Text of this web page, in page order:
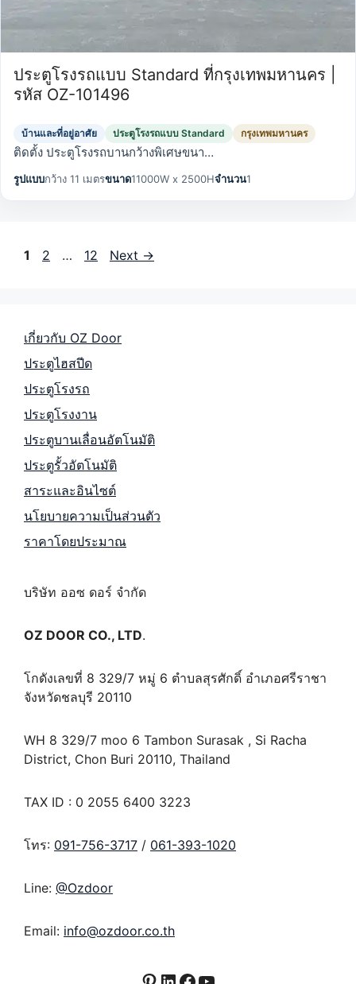
ประตูโรงรถแบบ Standard ที่กรุงเทพมหานคร |
รหัส OZ-101496
บ้านและที่อยู่อาศัย ประตูโรงรถแบบ Standard กรุงเทพมหานคร
ติดตั้ง ประตูโรงรถบานกว้างพิเศษขนา…
รูปแบบกว้าง 11 เมตรขนาด11000W x 2500Hจำนวน1
Page
1 Page
2 … Page
12 Next →
เกี่ยวกับ OZ Door
ประตูไฮสปีด
ประตูโรงรถ
ประตูโรงงาน
ประตูบานเลื่อนอัตโนมัติ
ประตูรั้วอัตโนมัติ
สาระและอินไซต์
นโยบายความเป็นส่วนตัว
ราคาโดยประมาณ
บริษัท ออซ ดอร์ จำกัด
OZ DOOR CO., LTD.
โกดังเลขที่ 8 329/7 หมู่ 6 ตำบลสุรศักดิ์ อำเภอศรีราชา
จังหวัดชลบุรี 20110
WH 8 329/7 moo 6 Tambon Surasak , Si Racha
District, Chon Buri 20110, Thailand
TAX ID : 0 2055 6400 3223
โทร: 091-756-3717 / 061-393-1020
Line: @Ozdoor
Email: info@ozdoor.co.th